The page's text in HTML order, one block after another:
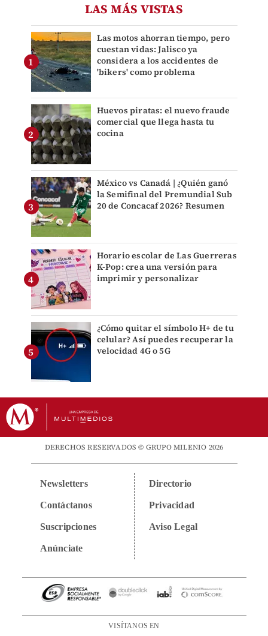
LAS MÁS VISTAS
Las motos ahorran tiempo, pero
cuestan vidas: Jalisco ya
considera a los accidentes de
'bikers' como problema
Huevos piratas: el nuevo fraude
comercial que llega hasta tu
cocina
México vs Canadá | ¿Quién ganó
la Semifinal del Premundial Sub
20 de Concacaf 2026? Resumen
Horario escolar de Las Guerreras
K-Pop: crea una versión para
imprimir y personalizar
¿Cómo quitar el símbolo H+ de tu
celular? Así puedes recuperar la
velocidad 4G o 5G
DERECHOS RESERVADOS © GRUPO MILENIO 2026
Newsletters
Contáctanos
Suscripciones
Anúnciate
Directorio
Privacidad
Aviso Legal
VISÍTANOS EN